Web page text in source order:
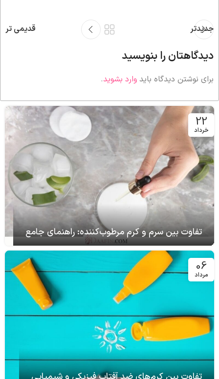
جدیدتر قدیمی تر
دیدگاهتان را بنویسید
برای نوشتن دیدگاه باید وارد بشوید.
22
خرداد
تفاوت بین سرم و کرم مرطوب‌کننده: راهنمای جامع
06
مرداد